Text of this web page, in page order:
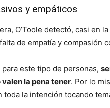
y empáticos
O’Toole detectó, casi en
de empatía y compasión
para este tipo de personas,
valen la pena tener. Por lo
toda la intención tocando